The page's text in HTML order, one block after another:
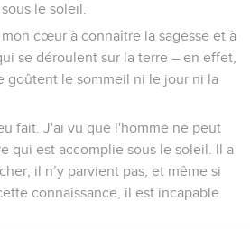
le soleil.
cœur à connaître la sagesse et à
se déroulent sur la terre – en effet,
goûtent le sommeil ni le jour ni la
fait. J'ai vu que l'homme ne peut
qui est accomplie sous le soleil. Il a
il n’y parvient pas, et même si
connaissance, il est incapable